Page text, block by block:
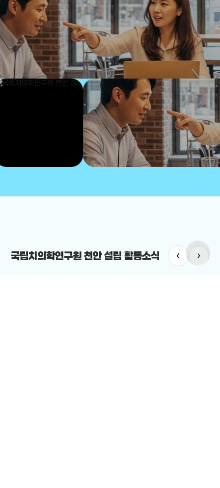
국립치의학연구원 천안 설립 활동소식 ‹ ›
arrow_upward